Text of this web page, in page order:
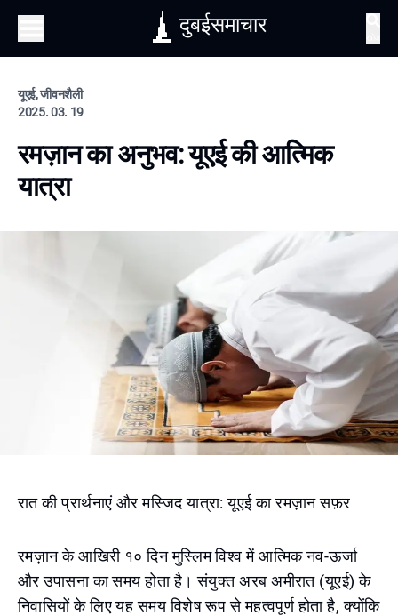
दुबईसमाचार
यूएई, जीवनशैली
2025. 03. 19
रमज़ान का अनुभव: यूएई की आत्मिक
यात्रा
रात की प्रार्थनाएं और मस्जिद यात्रा: यूएई का रमज़ान सफ़र
रमज़ान के आखिरी १० दिन मुस्लिम विश्व में आत्मिक नव-ऊर्जा
और उपासना का समय होता है। संयुक्त अरब अमीरात (यूएई) के
निवासियों के लिए यह समय विशेष रूप से महत्वपूर्ण होता है, क्योंकि